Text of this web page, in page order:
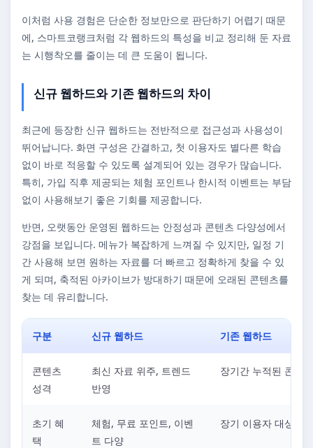
이처럼 사용 경험은 단순한 정보만으로 판단하기 어렵기 때문
에, 스마트코랭크처럼 각 웹하드의 특성을 비교 정리해 둔 자료
는 시행착오를 줄이는 데 큰 도움이 됩니다.
신규 웹하드와 기존 웹하드의 차이
최근에 등장한 신규 웹하드는 전반적으로 접근성과 사용성이
뛰어납니다. 화면 구성은 간결하고, 첫 이용자도 별다른 학습
없이 바로 적응할 수 있도록 설계되어 있는 경우가 많습니다.
특히, 가입 직후 제공되는 체험 포인트나 한시적 이벤트는 부담
없이 사용해보기 좋은 기회를 제공합니다.
반면, 오랫동안 운영된 웹하드는 안정성과 콘텐츠 다양성에서
강점을 보입니다. 메뉴가 복잡하게 느껴질 수 있지만, 일정 기
간 사용해 보면 원하는 자료를 더 빠르고 정확하게 찾을 수 있
게 되며, 축적된 아카이브가 방대하기 때문에 오래된 콘텐츠를
찾는 데 유리합니다.
구분 신규 웹하드 기존 웹하드
콘텐츠
성격
최신 자료 위주, 트렌드
반영
장기간 누적된 콘텐
초기 혜
택
체험, 무료 포인트, 이벤
트 다양
장기 이용자 대상 혜